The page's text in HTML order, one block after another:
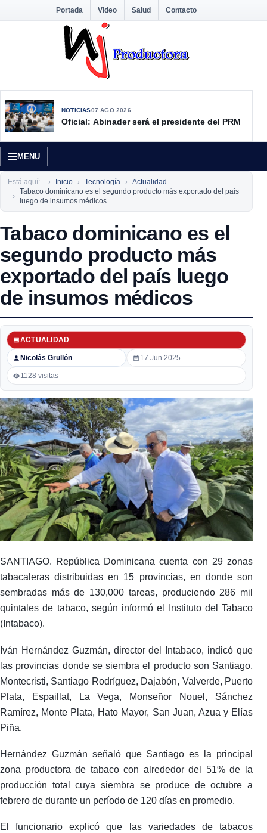
Portada Video Salud Contacto
NOTICIAS07 AGO 2026
Oficial: Abinader será el presidente del PRM
MENU
Está aquí: Inicio Tecnología
Actualidad
Tabaco dominicano es el segundo producto más exportado del país
luego de insumos médicos
Tabaco dominicano es el
segundo producto más
exportado del país luego
de insumos médicos
Nicolás Grullón
ACTUALIDAD
17 Jun 2025
1128 visitas
SANTIAGO. República Dominicana cuenta con 29 zonas
tabacaleras distribuidas en 15 provincias, en donde son
sembradas más de 130,000 tareas, produciendo 286 mil
quintales de tabaco, según informó el Instituto del Tabaco
(Intabaco).
Iván Hernández Guzmán, director del Intabaco, indicó que
las provincias donde se siembra el producto son Santiago,
Montecristi, Santiago Rodríguez, Dajabón, Valverde, Puerto
Plata, Espaillat, La Vega, Monseñor Nouel, Sánchez
Ramírez, Monte Plata, Hato Mayor, San Juan, Azua y Elías
Piña.
Hernández Guzmán señaló que Santiago es la principal
zona productora de tabaco con alrededor del 51% de la
producción total cuya siembra se produce de octubre a
febrero de durante un período de 120 días en promedio.
El funcionario explicó que las variedades de tabacos